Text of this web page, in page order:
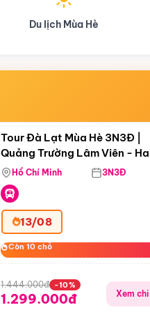
Du lịch Mùa Thu
Còn05 ngày 05:04:42
Tour Đà Lạt Mùa Hè 3N3Đ |
Quảng Trường Lâm Viên -
Hill - Puppy Farm
Hồ Chí Minh 3N3Đ
13/08
Còn 10 chỗ
Còn 10 chỗ
1.444.000đ -10%
1.299.000đ Xem